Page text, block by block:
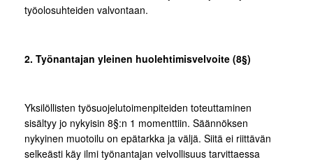
työolosuhteiden valvontaan.
2. Työnantajan yleinen huolehtimisvelvoite (8§)
Yksilöllisten työsuojelutoimenpiteiden toteuttaminen
sisältyy jo nykyisin 8§:n 1 momenttiin. Säännöksen
nykyinen muotoilu on epätarkka ja väljä. Siitä ei riittävän
selkeästi käy ilmi työnantajan velvollisuus tarvittaessa